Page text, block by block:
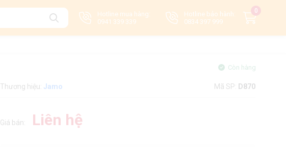
Hotline mua hàng:
0941 339 339
Hotline bảo hành:
0834 397 999
0
Còn hàng
Thương hiệu: Jamo Mã SP: D870
Giá bán: Liên hệ